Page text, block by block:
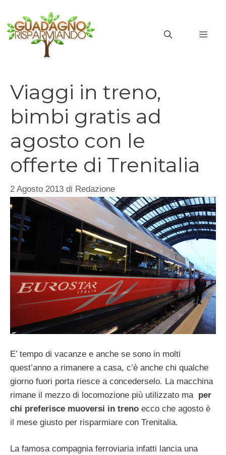
contenuto
Viaggi in treno,
bimbi gratis ad
agosto con le
offerte di Trenitalia
2 Agosto 2013 di Redazione
E’ tempo di vacanze e anche se sono in molti
quest’anno a rimanere a casa, c’è anche chi qualche
giorno fuori porta riesce a concederselo. La macchina
rimane il mezzo di locomozione più utilizzato ma per
chi preferisce muoversi in treno ecco che agosto è
il mese giusto per risparmiare con Trenitalia.
La famosa compagnia ferroviaria infatti lancia una